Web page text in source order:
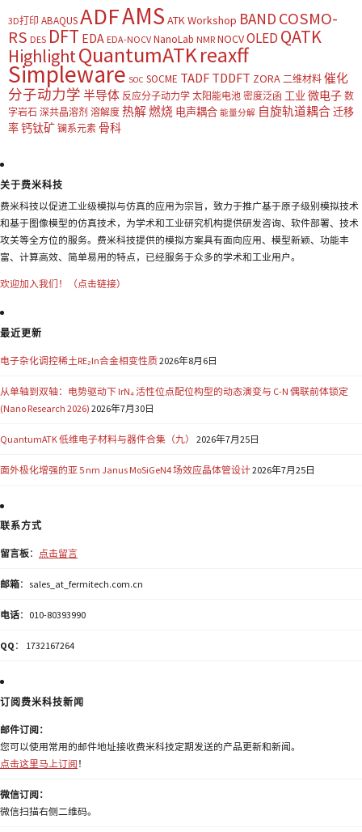
3D打印 ABAQUSADFAMS ATK Workshop BAND COSMO-
RS DES DFT EDA EDA-NOCV NanoLab NMR NOCVOLED QATK
HighlightQuantumATKreaxff
Simpleware SOC SOCME TADF TDDFT ZORA 二维材料 催化
分子动力学 半导体 反应分子动力学 太阳能电池 密度泛函 工业 微电子 数
字岩石 深共晶溶剂 溶解度 热解燃烧 电声耦合 能量分解 自旋轨道耦合迁移
率钙钛矿 镧系元素 骨科
关于费米科技
费米科技以促进工业级模拟与仿真的应用为宗旨，致力于推广基于原子级别模拟技术
和基于图像模型的仿真技术，为学术和工业研究机构提供研发咨询、软件部署、技术
攻关等全方位的服务。费米科技提供的模拟方案具有面向应用、模型新颖、功能丰
富、计算高效、简单易用的特点，已经服务于众多的学术和工业用户。
欢迎加入我们！（点击链接）
最近更新
电子杂化调控稀土RE₂In合金相变性质2026年8月6日
从单轴到双轴：电势驱动下 IrN₄ 活性位点配位构型的动态演变与 C-N 偶联前体锁定
(Nano Research 2026) 2026年7月30日
QuantumATK 低维电子材料与器件合集（九） 2026年7月25日
面外极化增强的亚 5 nm Janus MoSiGeN4 场效应晶体管设计2026年7月25日
联系方式
留言板： 点击留言
邮箱：sales_at_fermitech.com.cn
电话：010-80393990
QQ ： 1732167264
订阅费米科技新闻
邮件订阅：
您可以使用常用的邮件地址接收费米科技定期发送的产品更新和新闻。
点击这里马上订阅 ！
微信订阅：
微信扫描右侧二维码。